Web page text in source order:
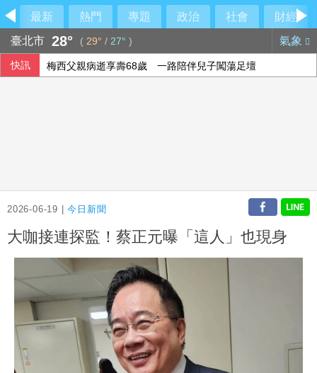
最新 熱門 專題 政治 社會
財經
臺北市 28° ( 29° / 27° ) 氣象
快訊 梅西父親病逝享壽68歲 一路陪伴兒子闖蕩足壇
2026-06-19 |今日新聞
大咖接連探監！蔡正元曝「這人」也現身